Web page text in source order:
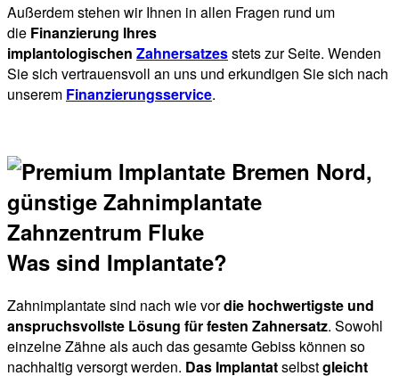
Außerdem stehen wir Ihnen in allen Fragen rund um
die Finanzierung Ihres
implantologischen Zahnersatzesstets zur Seite. Wenden
Sie sich vertrauensvoll an uns und erkundigen Sie sich nach
unserem Finanzierungsservice.
Was sind Implantate?
Zahnimplantate sind nach wie vordie hochwertigste und
anspruchsvollste Lösung für festen Zahnersatz. Sowohl
einzelne Zähne als auch das gesamte Gebiss können so
nachhaltig versorgt werden. Das Implantatselbstgleicht